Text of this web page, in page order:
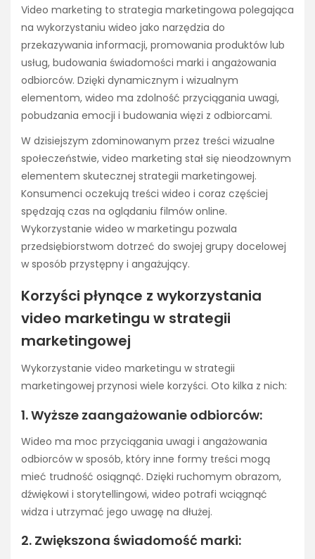
Video marketing to strategia marketingowa polegająca
na wykorzystaniu wideo jako narzędzia do
przekazywania informacji, promowania produktów lub
usług, budowania świadomości marki i angażowania
odbiorców. Dzięki dynamicznym i wizualnym
elementom, wideo ma zdolność przyciągania uwagi,
pobudzania emocji i budowania więzi z odbiorcami.
W dzisiejszym zdominowanym przez treści wizualne
społeczeństwie, video marketing stał się nieodzownym
elementem skutecznej strategii marketingowej.
Konsumenci oczekują treści wideo i coraz częściej
spędzają czas na oglądaniu filmów online.
Wykorzystanie wideo w marketingu pozwala
przedsiębiorstwom dotrzeć do swojej grupy docelowej
w sposób przystępny i angażujący.
Korzyści płynące z wykorzystania
video marketingu w strategii
marketingowej
Wykorzystanie video marketingu w strategii
marketingowej przynosi wiele korzyści. Oto kilka z nich:
1. Wyższe zaangażowanie odbiorców:
Wideo ma moc przyciągania uwagi i angażowania
odbiorców w sposób, który inne formy treści mogą
mieć trudność osiągnąć. Dzięki ruchomym obrazom,
dźwiękowi i storytellingowi, wideo potrafi wciągnąć
widza i utrzymać jego uwagę na dłużej.
2. Zwiększona świadomość marki: